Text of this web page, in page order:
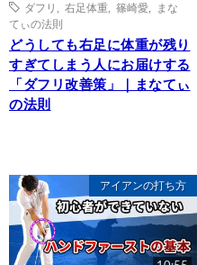
ダフリ
右足体重 篠崎愛
まな
てぃの法則
どうしても右足に体重が残り
すぎてしまう人にお届けする
「ダフリ改善策」｜まなてぃ
の法則
アイアンの打ち方